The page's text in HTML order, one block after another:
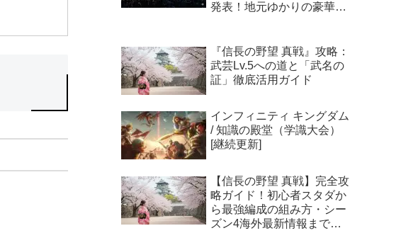
発表！地元ゆかりの豪華ユ
『信長の野望 真戦』攻略：
武芸Lv.5への道と「武名の
証」徹底活用ガイド
インフィニティ キングダム
/ 知識の殿堂（学識大会）
[継続更新]
【信長の野望 真戦】完全攻
略ガイド！初心者スタダか
ら最強編成の組み方・シー
ズン4海外最新情報まで徹